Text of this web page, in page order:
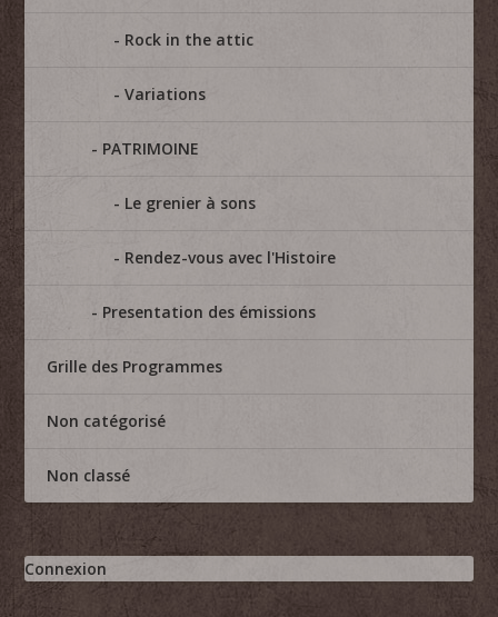
Rock in the attic
Variations
PATRIMOINE
Le grenier à sons
Rendez-vous avec l'Histoire
Presentation des émissions
Grille des Programmes
Non catégorisé
Non classé
Connexion